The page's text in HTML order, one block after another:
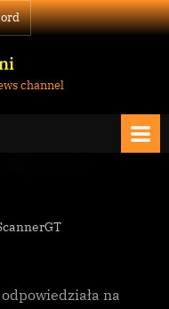
channel
na